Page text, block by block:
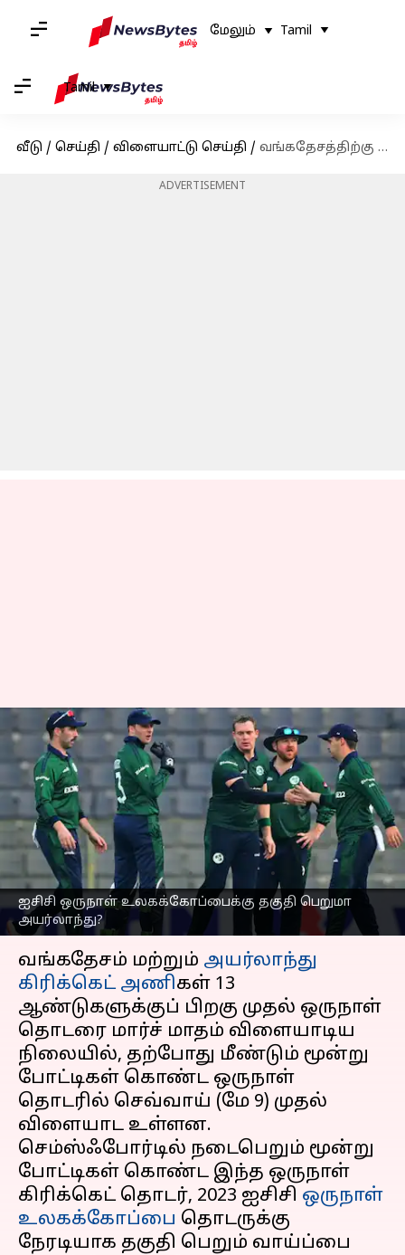
மேலும் Tamil
Tamil
வீடு / செய்தி / விளையாட்டு செய்தி / வங்கதேசத்திற்கு எதிராக 3 போட்டிகள் : ஐசிசி ஒருநாள் உலகக்கோப்பைக்கு தகுதி பெறுமா அயர்லாந்து?
ADVERTISEMENT
ஐசிசி ஒருநாள் உலகக்கோப்பைக்கு தகுதி பெறுமா
அயர்லாந்து?
வங்கதேசத்திற்கு எதிராக
3 போட்டிகள் : ஐசிசி
ஒருநாள்
உலகக்கோப்பைக்கு தகுதி
பெறுமா அயர்லாந்து?
எழுதியவர் Sekar Chinnappan May 08, 2023 07:35 pm
செய்தி முன்னோட்டம்
வங்கதேசம் மற்றும் அயர்லாந்து
கிரிக்கெட் அணிகள் 13
ஆண்டுகளுக்குப் பிறகு முதல் ஒருநாள்
தொடரை மார்ச் மாதம் விளையாடிய
நிலையில், தற்போது மீண்டும் மூன்று
போட்டிகள் கொண்ட ஒருநாள்
தொடரில் செவ்வாய் (மே 9) முதல்
விளையாட உள்ளன.
செம்ஸ்ஃபோர்டில் நடைபெறும் மூன்று
போட்டிகள் கொண்ட இந்த ஒருநாள்
கிரிக்கெட் தொடர், 2023 ஐசிசி ஒருநாள்
உலகக்கோப்பை தொடருக்கு
நேரடியாக தகுதி பெறும் வாய்ப்பை